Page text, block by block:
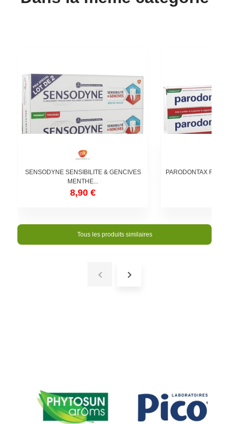
SENSODYNE SENSIBILITE & GENCIVES
MENTHE...
8,90 €
PARODONTAX
Tous les produits similaires